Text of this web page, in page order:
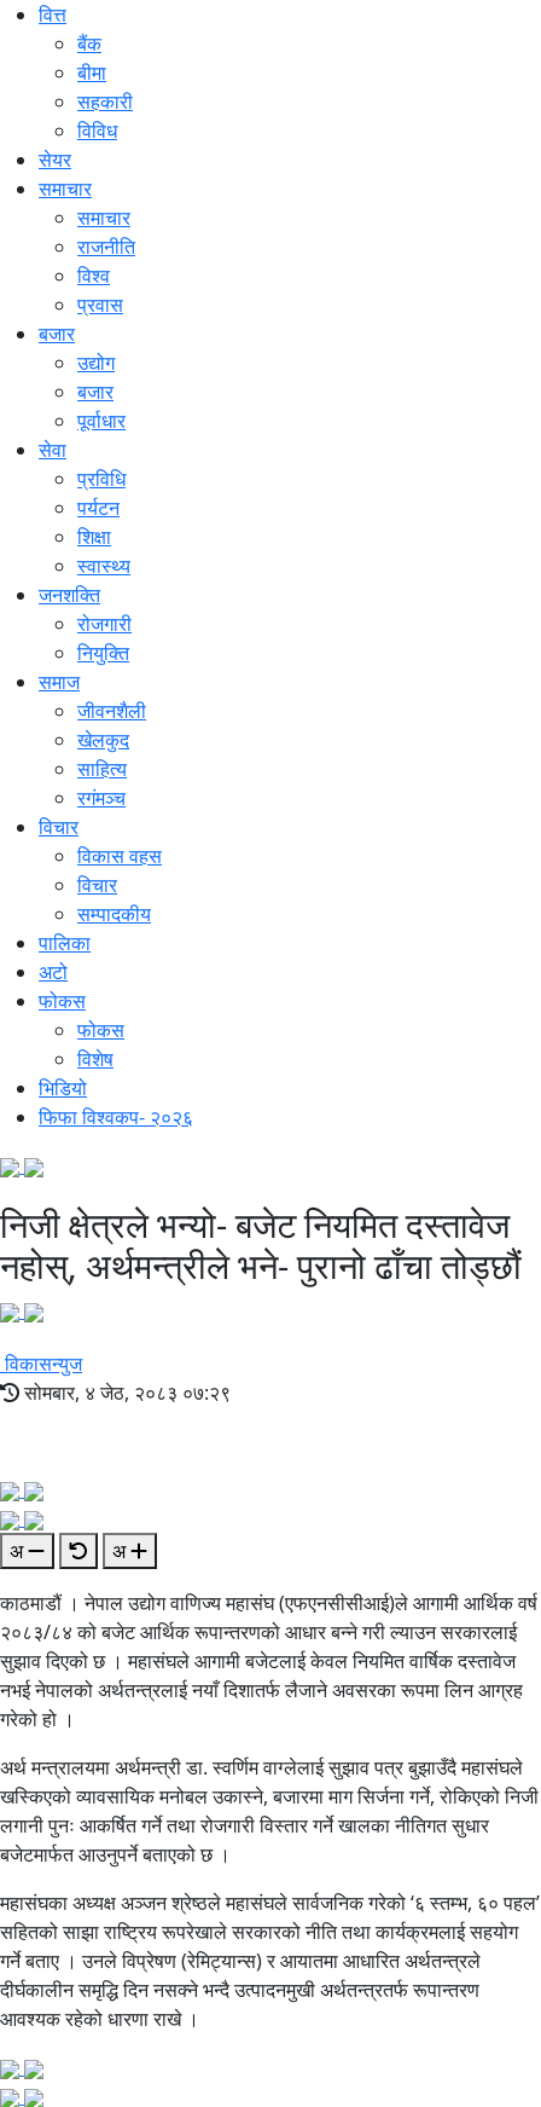
वित्त
बैंक
बीमा
सहकारी
विविध
सेयर
समाचार
समाचार
राजनीति
विश्व
प्रवास
बजार
उद्योग
बजार
पूर्वाधार
सेवा
प्रविधि
पर्यटन
शिक्षा
स्वास्थ्य
जनशक्ति
रोजगारी
नियुक्ति
समाज
जीवनशैली
खेलकुद
साहित्य
रगंमञ्च
विचार
विकास वहस
विचार
सम्पादकीय
पालिका
अटो
फोकस
फोकस
विशेष
भिडियो
फिफा विश्वकप- २०२६
निजी क्षेत्रले भन्यो- बजेट नियमित दस्तावेज
नहोस्, अर्थमन्त्रीले भने- पुरानो ढाँचा तोड्छौं
विकासन्युज
सोमबार, ४ जेठ, २०८३ ०७:२९
अ
अ
काठमाडौं । नेपाल उद्योग वाणिज्य महासंघ (एफएनसीसीआई)ले आगामी आर्थिक वर्ष
२०८३/८४ को बजेट आर्थिक रूपान्तरणको आधार बन्ने गरी ल्याउन सरकारलाई
सुझाव दिएको छ । महासंघले आगामी बजेटलाई केवल नियमित वार्षिक दस्तावेज
नभई नेपालको अर्थतन्त्रलाई नयाँ दिशातर्फ लैजाने अवसरका रूपमा लिन आग्रह
गरेको हो ।
अर्थ मन्त्रालयमा अर्थमन्त्री डा. स्वर्णिम वाग्लेलाई सुझाव पत्र बुझाउँदै महासंघले
खस्किएको व्यावसायिक मनोबल उकास्ने, बजारमा माग सिर्जना गर्ने, रोकिएको निजी
लगानी पुनः आकर्षित गर्ने तथा रोजगारी विस्तार गर्ने खालका नीतिगत सुधार
बजेटमार्फत आउनुपर्ने बताएको छ ।
महासंघका अध्यक्ष अञ्जन श्रेष्ठले महासंघले सार्वजनिक गरेको ‘६ स्तम्भ, ६० पहल’
सहितको साझा राष्ट्रिय रूपरेखाले सरकारको नीति तथा कार्यक्रमलाई सहयोग
गर्ने बताए । उनले विप्रेषण (रेमिट्यान्स) र आयातमा आधारित अर्थतन्त्रले
दीर्घकालीन समृद्धि दिन नसक्ने भन्दै उत्पादनमुखी अर्थतन्त्रतर्फ रूपान्तरण
आवश्यक रहेको धारणा राखे ।